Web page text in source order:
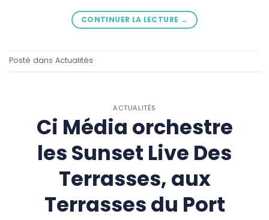
CONTINUER LA LECTURE →
Posté dans Actualités
ACTUALITÉS
Ci Média orchestre
les Sunset Live Des
Terrasses, aux
Terrasses du Port